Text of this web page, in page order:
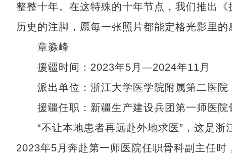
整整十年。在这特殊的十年节点，我们推出
历史的注脚，愿每一张照片都能定格光影里
章淼峰
援疆时间：2023年5月—2024年11月
派出单位：浙江大学医学院附属第二医院
援疆任职：新疆生产建设兵团第一师医院
“不让本地患者再远赴外地求医”，这是浙
2023年5月奔赴第一师医院任职骨科副主任